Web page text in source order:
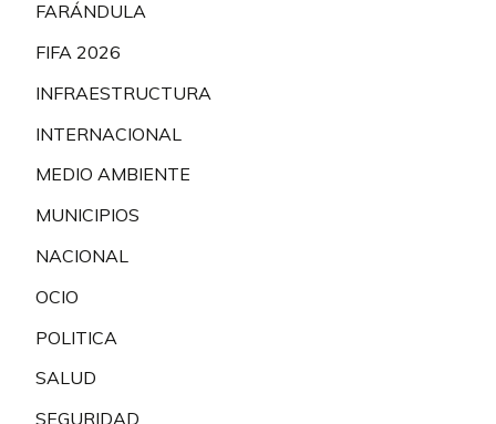
FARÁNDULA
FIFA 2026
INFRAESTRUCTURA
INTERNACIONAL
MEDIO AMBIENTE
MUNICIPIOS
NACIONAL
OCIO
POLITICA
SALUD
SEGURIDAD